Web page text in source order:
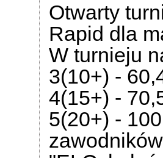
Otwarty
Rapid dla
W turnieju
3(10+) -
4(15+) -
5(20+) -